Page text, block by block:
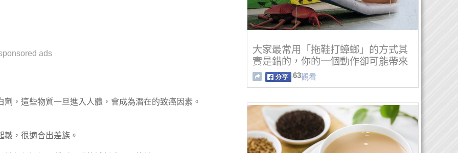
ads
，這些物質一旦進入人體，會成為潛在的致癌因素。
，很適合出差族。
大家最常用「拖鞋打蟑螂」的方式其
實是錯的，你的一個動作卻可能帶來
更危險的後果…
63觀看